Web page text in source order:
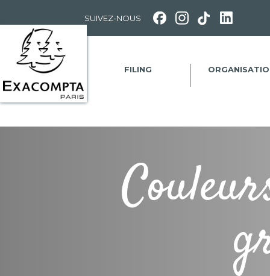
SUIVEZ-NOUS
FILING